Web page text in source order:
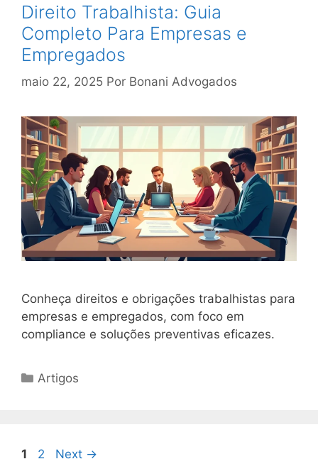
Direito Trabalhista: Guia
Completo Para Empresas e
Empregados
maio 22, 2025 Por Bonani Advogados
Conheça direitos e obrigações trabalhistas para
empresas e empregados, com foco em
compliance e soluções preventivas eficazes.
Categorias
Artigos
Page
1 Page
2 Next →